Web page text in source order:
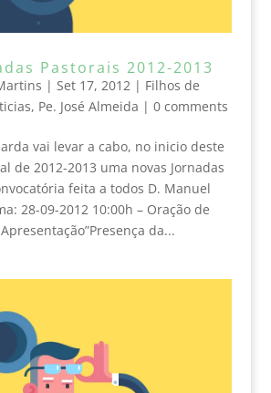
Pastorais 2012-2013
| Set 17, 2012 | Filhos de
, Pe. José Almeida | 0 comments
vai levar a cabo, no inicio deste
de 2012-2013 uma novas Jornadas
feita a todos D. Manuel
28-09-2012 10:00h – Oração de
da...